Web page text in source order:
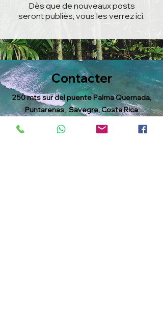
Dès que de nouveaux posts
seront publiés, vous les verrez ici.
​Contacter
250 mts sur del puente Palma Quemada,
Puntarenas, Savegre, Costa Rica
+1 724 8134462